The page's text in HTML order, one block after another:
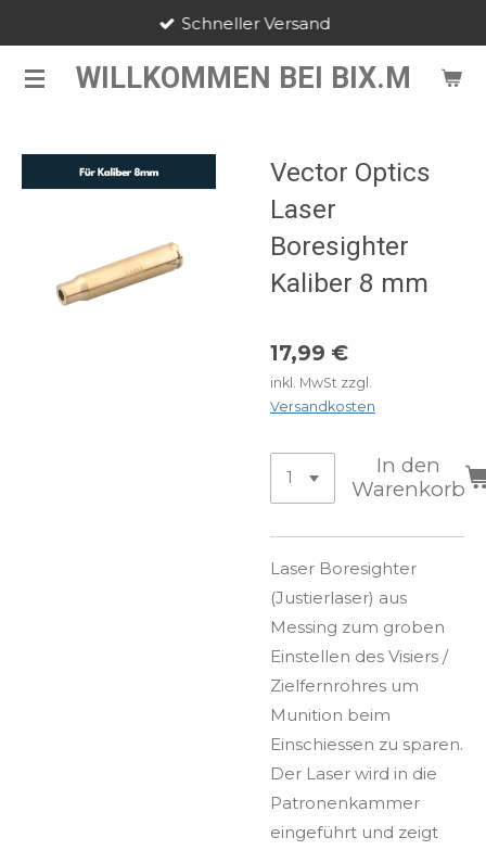
springen WILLKOMMEN BEI BIX.M
Schneller Versand
Vector Optics
Laser
Boresighter
Kaliber 8 mm
17,99 €
inkl. MwSt zzgl.
Versandkosten
In den
Warenkorb
Laser Boresighter
(Justierlaser) aus
Messing zum groben
Einstellen des Visiers /
Zielfernrohres um
Munition beim
Einschiessen zu sparen.
Der Laser wird in die
Patronenkammer
eingeführt und zeigt